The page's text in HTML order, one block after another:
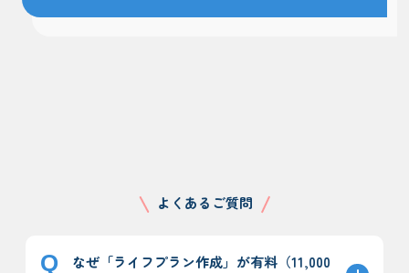
よくあるご質問
なぜ「ライフプラン作成」が有料（11,000